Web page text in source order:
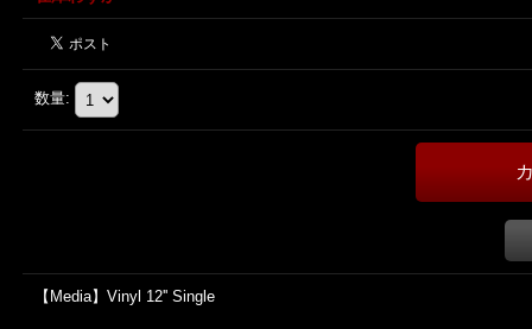
数量:
【Media】Vinyl 12'' Single